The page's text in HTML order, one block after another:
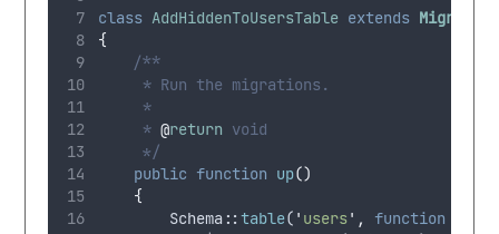
class AddHiddenToUsersTable extends Migration
{
/**
     * Run the migrations.
     *
     *
@return void
     */
public function up()
{
        Schema
: :table( ' users' , function